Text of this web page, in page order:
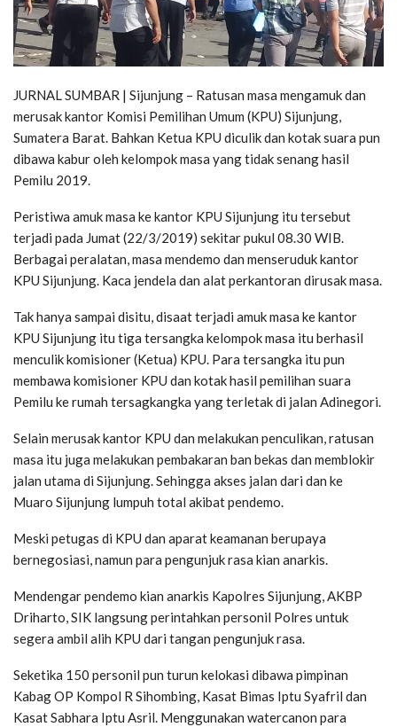
JURNAL SUMBAR | Sijunjung – Ratusan masa mengamuk dan
merusak kantor Komisi Pemilihan Umum (KPU) Sijunjung,
Sumatera Barat. Bahkan Ketua KPU diculik dan kotak suara pun
dibawa kabur oleh kelompok masa yang tidak senang hasil
Pemilu 2019.
Peristiwa amuk masa ke kantor KPU Sijunjung itu tersebut
terjadi pada Jumat (22/3/2019) sekitar pukul 08.30 WIB.
Berbagai peralatan, masa mendemo dan menseruduk kantor
KPU Sijunjung. Kaca jendela dan alat perkantoran dirusak masa.
Tak hanya sampai disitu, disaat terjadi amuk masa ke kantor
KPU Sijunjung itu tiga tersangka kelompok masa itu berhasil
menculik komisioner (Ketua) KPU. Para tersangka itu pun
membawa komisioner KPU dan kotak hasil pemilihan suara
Pemilu ke rumah tersagkangka yang terletak di jalan Adinegori.
Selain merusak kantor KPU dan melakukan penculikan, ratusan
masa itu juga melakukan pembakaran ban bekas dan memblokir
jalan utama di Sijunjung. Sehingga akses jalan dari dan ke
Muaro Sijunjung lumpuh total akibat pendemo.
Meski petugas di KPU dan aparat keamanan berupaya
bernegosiasi, namun para pengunjuk rasa kian anarkis.
Mendengar pendemo kian anarkis Kapolres Sijunjung, AKBP
Driharto, SIK langsung perintahkan personil Polres untuk
segera ambil alih KPU dari tangan pengunjuk rasa.
Seketika 150 personil pun turun kelokasi dibawa pimpinan
Kabag OP Kompol R Sihombing, Kasat Bimas Iptu Syafril dan
Kasat Sabhara Iptu Asril. Menggunakan watercanon para